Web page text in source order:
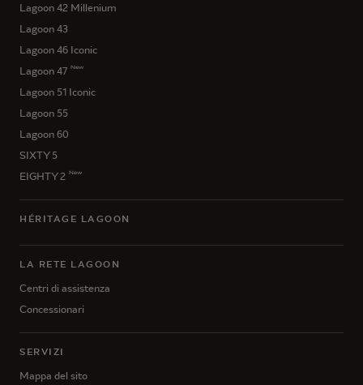
Lagoon 42 Millenium
Lagoon 43
Lagoon 46 Iconic
Lagoon 47 New
Lagoon 51 Iconic
Lagoon 55
Lagoon 60
SIXTY 5
EIGHTY 2 New
HÉRITAGE LAGOON
LA RETE LAGOON
Centri di assistenza
Concessionari
SERVIZI
Mappa del sito